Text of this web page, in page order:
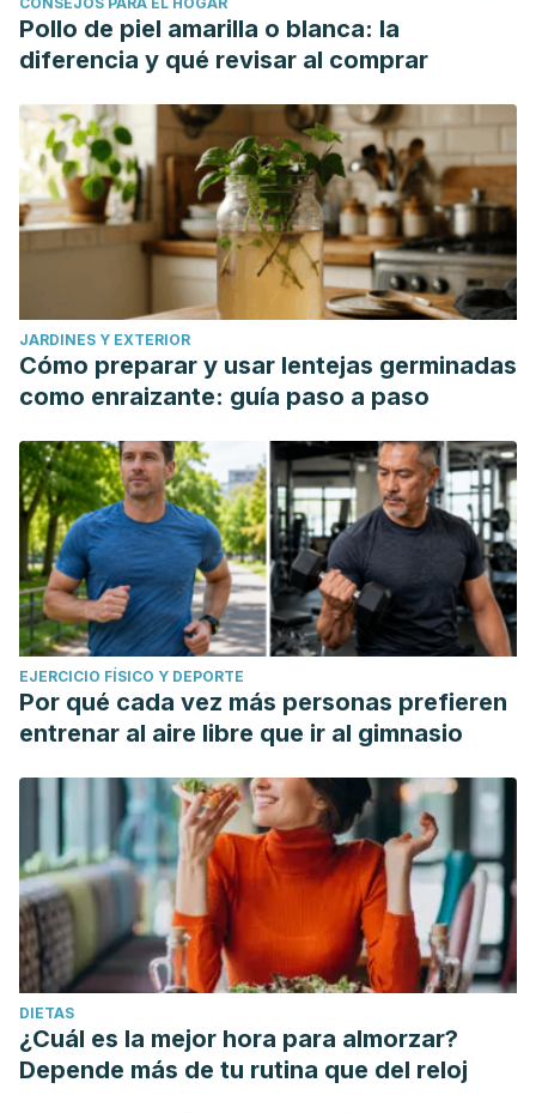
Pollo de piel amarilla o blanca: la
diferencia y qué revisar al comprar
JARDINES Y EXTERIOR
Cómo preparar y usar lentejas germinadas
como enraizante: guía paso a paso
EJERCICIO FÍSICO Y DEPORTE
Por qué cada vez más personas prefieren
entrenar al aire libre que ir al gimnasio
DIETAS
¿Cuál es la mejor hora para almorzar?
Depende más de tu rutina que del reloj